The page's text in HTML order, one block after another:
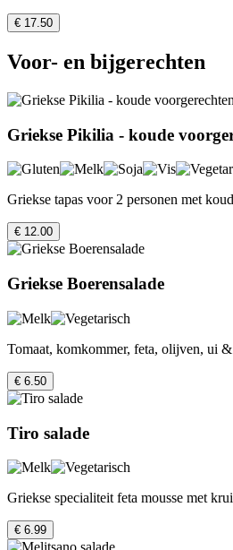
€ 17.50
Voor- en bijgerechten
Griekse Pikilia - koude
Griekse tapas voor 2 personen met
€ 12.00
Griekse Boerensalade
Tomaat, komkommer, feta, olijven, ui
€ 6.50
Tiro salade
Griekse specialiteit feta mousse met
€ 6.99